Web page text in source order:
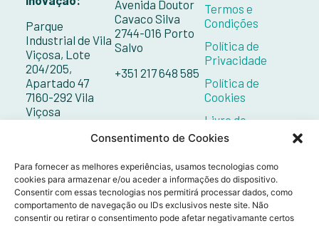
Consentimento de Cookies
Para fornecer as melhores experiências, usamos tecnologias como
cookies para armazenar e/ou aceder a informações do dispositivo.
Consentir com essas tecnologias nos permitirá processar dados, como
comportamento de navegação ou IDs exclusivos neste site. Não
consentir ou retirar o consentimento pode afetar negativamante certos
Parque
Industrial de Vila
Viçosa, Lote
204/205,
Apartado 47
7160-292 Vila
Viçosa
+351 268 098 132
Avenida Doutor
Cavaco Silva
2744-016 Porto
Salvo
+351 217 648 585
Termos e
Condições
Política de
Privacidade
Política de
Cookies
Livro de
Reclamações